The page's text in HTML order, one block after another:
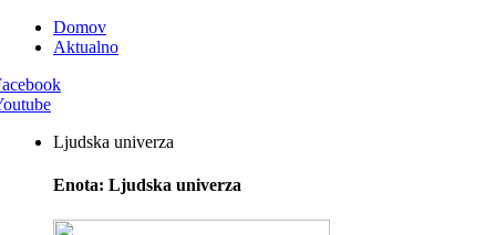
Domov
Aktualno
Ljudska univerza
Enota: Ljudska univerza